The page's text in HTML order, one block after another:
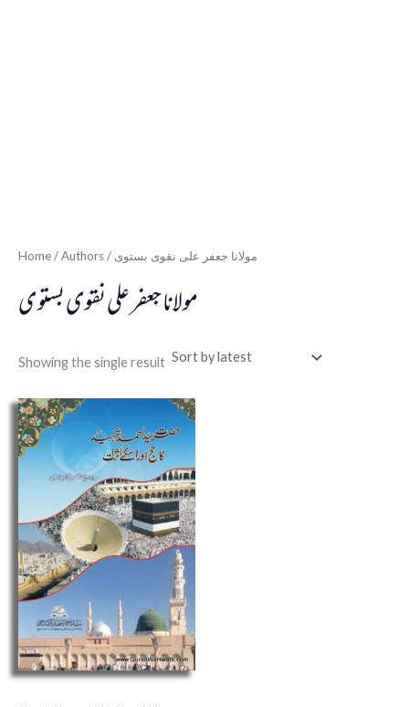
Home / Authors / مولانا جعفر علی نقوی بستوی
مولانا جعفر علی نقوی بستوی
Showing the single result